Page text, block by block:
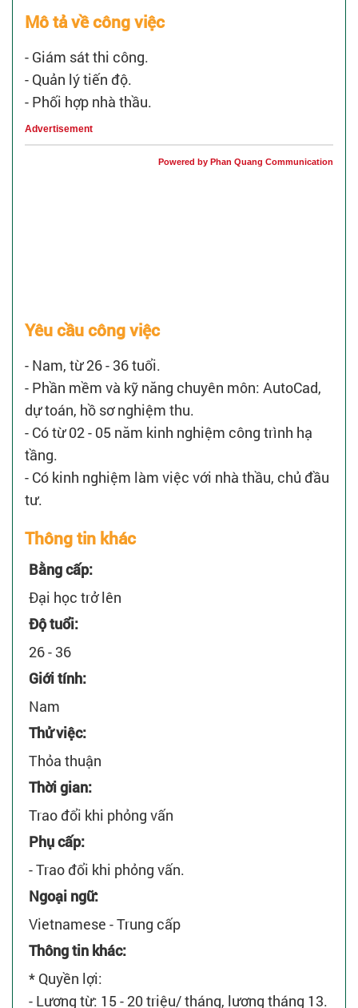
Mô tả về công việc
- Giám sát thi công.
- Quản lý tiến độ.
- Phối hợp nhà thầu.
Advertisement
Powered by Phan Quang Communication
Yêu cầu công việc
- Nam, từ 26 - 36 tuổi.
- Phần mềm và kỹ năng chuyên môn: AutoCad,
dự toán, hồ sơ nghiệm thu.
- Có từ 02 - 05 năm kinh nghiệm công trình hạ
tầng.
- Có kinh nghiệm làm việc với nhà thầu, chủ đầu
tư.
Thông tin khác
Bằng cấp:
Đại học trở lên
Độ tuổi:
26 - 36
Giới tính:
Nam
Thử việc:
Thỏa thuận
Thời gian:
Trao đổi khi phỏng vấn
Phụ cấp:
- Trao đổi khi phỏng vấn.
Ngoại ngữ:
Vietnamese - Trung cấp
Thông tin khác:
* Quyền lợi:
- Lương từ: 15 - 20 triệu/ tháng, lương tháng 13.